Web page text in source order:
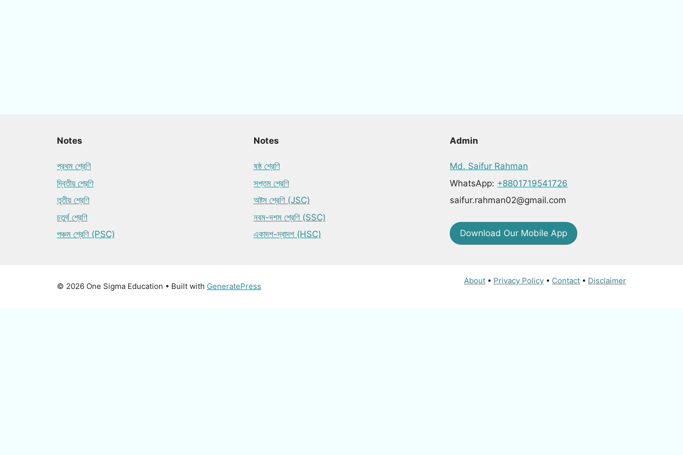
Notes
প্রথম শ্রেণি
দ্বিতীয় শ্রেণি
তৃতীয় শ্রেণি
চতুর্থ শ্রেণি
পঞ্চম শ্রেণি (PSC)
Notes
ষষ্ঠ শ্রেণি
সপ্তম শ্রেণি
অষ্টম শ্রেণি (JSC)
নবম-দশম শ্রেণি (SSC)
একাদশ-দ্বাদশ (HSC)
Admin
Md. Saifur Rahman
WhatsApp: +8801719541726
saifur.rahman02@gmail.com
Download Our Mobile App
About • Privacy Policy • Contact • Disclaimer
© 2026 One Sigma Education • Built with GeneratePress